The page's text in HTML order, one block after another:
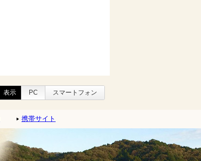
表示 PC スマートフォン
携帯サイト